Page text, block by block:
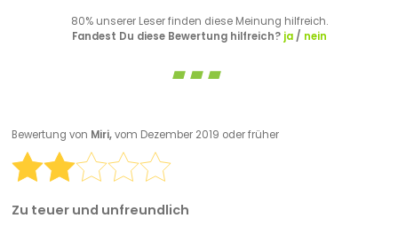
80% unserer Leser finden diese Meinung hilfreich.
Fandest Du diese Bewertung hilfreich? ja/ nein
Bewertung von Miri,vom Dezember 2019 oder früher
Zu teuer und unfreundlich